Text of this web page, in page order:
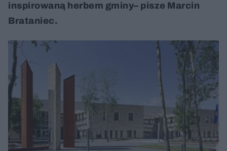
inspirowaną herbem gminy– pisze Marcin
Brataniec.